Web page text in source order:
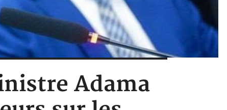
Adama